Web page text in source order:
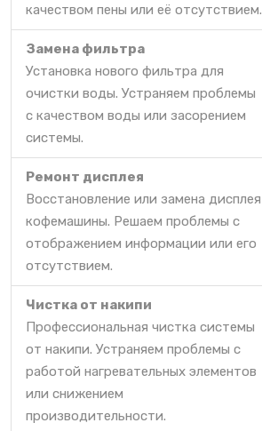
качеством пены или её отсутствием.
Замена фильтра
Установка нового фильтра для
очистки воды. Устраняем проблемы
с качеством воды или засорением
системы.
Ремонт дисплея
Восстановление или замена дисплея
кофемашины. Решаем проблемы с
отображением информации или его
отсутствием.
Чистка от накипи
Профессиональная чистка системы
от накипи. Устраняем проблемы с
работой нагревательных элементов
или снижением
производительности.